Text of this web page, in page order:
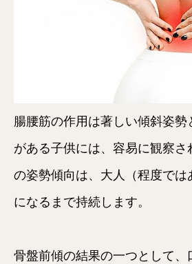
腸腰筋の作用は著しい傾斜姿勢
がある子供には、容易に観察さ
の姿勢傾向は、大人（程度では
になるまで持続します。
骨盤前傾の結果の一つとして、